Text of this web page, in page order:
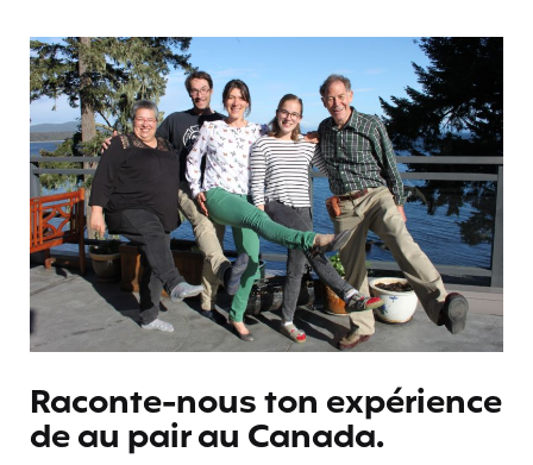
Raconte-nous ton expérience
de au pair au Canada.